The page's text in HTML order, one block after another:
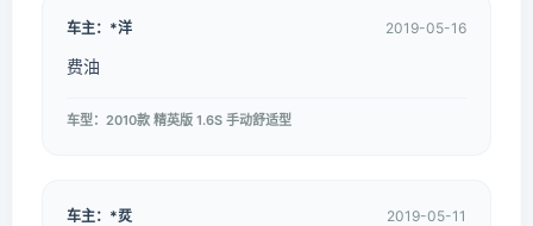
车主：*洋 2019-05-16
费油
车型：2010款 精英版 1.6S 手动舒适型
车主：*烎 2019-05-11